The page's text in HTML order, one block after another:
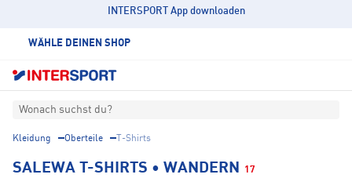
INTERSPORT App downloaden
WÄHLE DEINEN SHOP
Wonach suchst du?
Kleidung Oberteile T-Shirts
SALEWA T-SHIRTS • WANDERN 17